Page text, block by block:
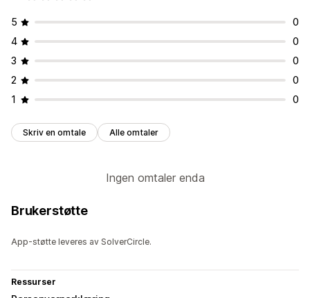
5
0
4
0
3
0
2
0
1
0
Skriv en omtale Alle omtaler
Ingen omtaler enda
Brukerstøtte
App-støtte leveres av SolverCircle.
Ressurser